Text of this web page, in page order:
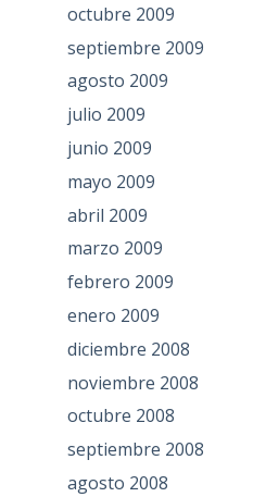
octubre 2009
septiembre 2009
agosto 2009
julio 2009
junio 2009
mayo 2009
abril 2009
marzo 2009
febrero 2009
enero 2009
diciembre 2008
noviembre 2008
octubre 2008
septiembre 2008
agosto 2008